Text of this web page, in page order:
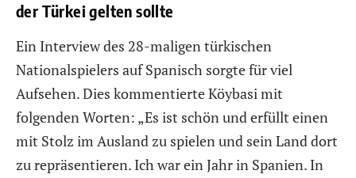
der Türkei gelten sollte
Ein Interview des 28-maligen türkischen
Nationalspielers auf Spanisch sorgte für viel
Aufsehen. Dies kommentierte Köybasi mit
folgenden Worten: „Es ist schön und erfüllt einen
mit Stolz im Ausland zu spielen und sein Land dort
zu repräsentieren. Ich war ein Jahr in Spanien. In